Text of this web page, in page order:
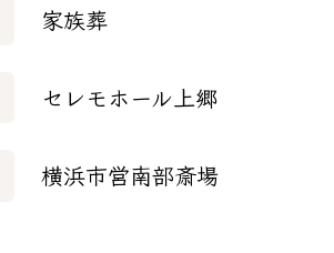
家族葬
セレモホール上郷
横浜市営南部斎場